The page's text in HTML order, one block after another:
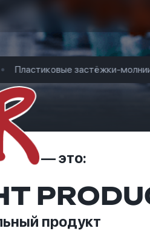
— это:
Пластиковые застёжки-молнии
продукт